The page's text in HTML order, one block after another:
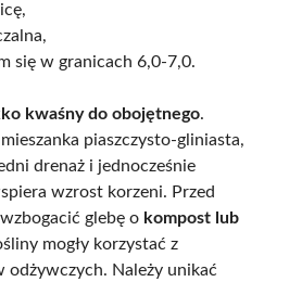
się w granicach 6,0-7,0.
kwaśny do obojętnego.
piaszczysto-gliniasta,
drenaż i jednocześnie
wzrost korzeni. Przed
glebę o kompost lub
mogły korzystać z
odżywczych. Należy unikać